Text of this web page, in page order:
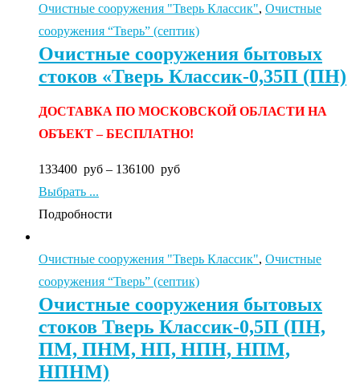
Очистные сооружения "Тверь Классик", Очистные
сооружения “Тверь” (септик)
Очистные сооружения бытовых
стоков «Тверь Классик-0,35П (ПН)
ДОСТАВКА ПО МОСКОВСКОЙ ОБЛАСТИ НА
ОБЪЕКТ – БЕСПЛАТНО!
133400 руб – 136100 руб
Выбрать ...
Подробности
Очистные сооружения "Тверь Классик", Очистные
сооружения “Тверь” (септик)
Очистные сооружения бытовых
стоков Тверь Классик-0,5П (ПН,
ПМ, ПНМ, НП, НПН, НПМ,
НПНМ)